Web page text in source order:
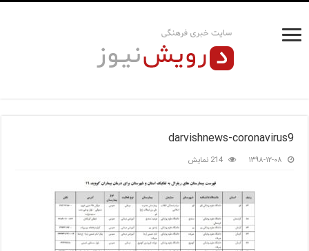
darvishnews-coronavirus9
۱۳۹۸-۱۲-۰۸ 214 نمایش